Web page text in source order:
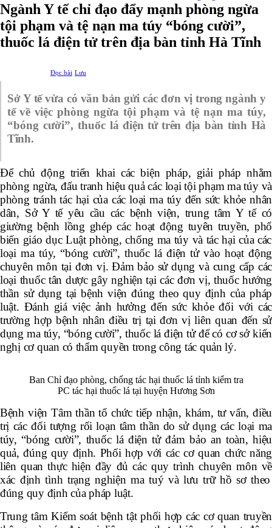
Ngành Y tế chỉ đạo đẩy mạnh phòng ngừa
tội phạm và tệ nạn ma túy “bóng cười”,
thuốc lá điện tử trên địa bàn tỉnh Hà Tĩnh
Đọc bài Lưu
Sở Y tế vừa có văn bản gửi các đơn vị trong ngành y
tế về việc phòng ngừa tội phạm và tệ nạn ma túy,
“bóng cười”, thuốclá điện tử trên địa bàn tỉnh Hà
Tĩnh.
Để chủ động triển khai các biện pháp, giải pháp nhằm
phòng ngừa, đấu tranh hiệu quả các loại tội phạm ma túy và
phòng tránh tác hại của các loại ma túy đến sức khỏe nhân
dân, Sở Y tế yêu cầu các bệnh viện, trung tâm Y tế có
giường bệnh lồng ghép các hoạt động tuyên truyền, phổ
biến giáo dục Luật phòng, chống ma túy và tác hại của các
loại ma túy, “bóng cười”, thuốc lá điện tử vào hoạt động
chuyên môn tại đơn vị.Đảm bảo sửdụng vàcung cấp các
loại thuốc tân dược gây nghiện tại cácđơn vị, thuốc hướng
thần sửdụng tại bệnh việnđúng theo quy định của pháp
luật. Đánh giá việc ảnh hưởng đến sức khỏe đối với các
trường hợp bệnh nhân điều trị tại đơn vị liên quan đến sử
dụng ma túy, “bóng cười”, thuốc lá điện tử để có cơ sở kiến
nghị cơ quan có thẩm quyền trong công tác quản lý.
Ban Chỉ đạo phòng, chống tác hại thuốc lá tỉnh kiểm tra
PC tác hại thuốc lá tại huyện Hương Sơn
Bệnh viện Tâm thần tổ chức tiếp nhận, khám, tư vấn,điều
trị cácđối tượng rối loạn tâm thần do sử dụng các loại ma
túy, “bóng cười”, thuốc lá điện tử đảm bảo an toàn, hiệu
quả, đúng quy định. Phối hợp với các cơ quan chức năng
liên quan thực hiện đầy đủ các quy trình chuyên môn về
xác định tình trạng nghiện ma tuývàlưu trữhồ sơtheo
đúng quy định của pháp luật.
Trung tâm Kiểm soát bệnh tật phối hợp các cơquan truyền